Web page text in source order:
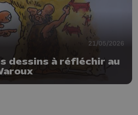
21/05/2026
dessins à réfléchir au